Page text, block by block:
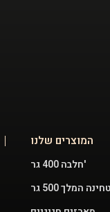
המוצרים שלנו
חלבה 400 גר'